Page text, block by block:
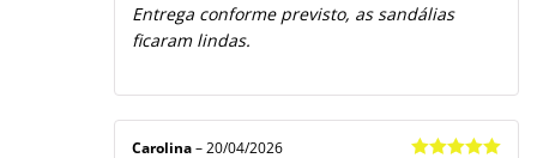
de 5
Entrega conforme previsto, as sandálias
ficaram lindas.
Carolina – 20/04/2026